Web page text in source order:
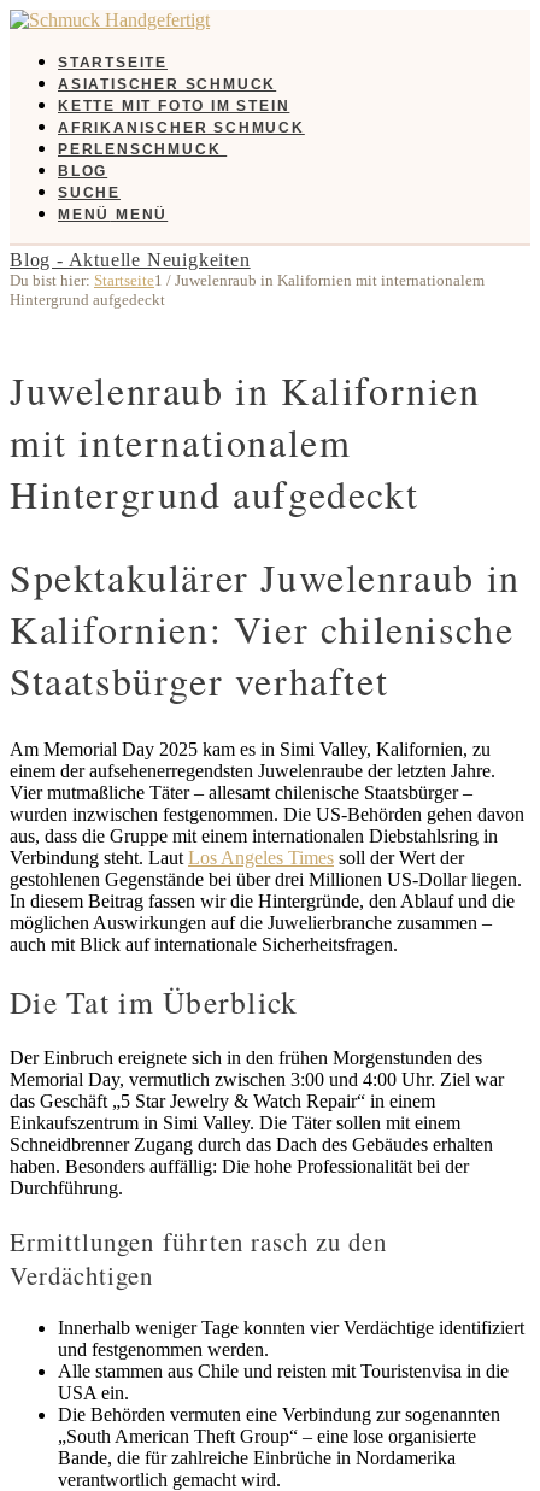
STARTSEITE
ASIATISCHER SCHMUCK
KETTE MIT FOTO IM STEIN
AFRIKANISCHER SCHMUCK
PERLENSCHMUCK
BLOG
SUCHE
MENÜ
MENÜ
Blog - Aktuelle Neuigkeiten
Du bist hier: Startseite1 / Juwelenraub in Kalifornien mit internationalem
Hintergrund aufgedeckt
Juwelenraub in Kalifornien
mit internationalem
Hintergrund aufgedeckt
Spektakulärer Juwelenraub in
Kalifornien: Vier chilenische
Staatsbürger verhaftet
Am Memorial Day 2025 kam es in Simi Valley, Kalifornien, zu
einem der aufsehenerregendsten Juwelenraube der letzten Jahre.
Vier mutmaßliche Täter – allesamt chilenische Staatsbürger –
wurden inzwischen festgenommen. Die US-Behörden gehen davon
aus, dass die Gruppe mit einem internationalen Diebstahlsring in
Verbindung steht. Laut Los Angeles Times soll der Wert der
gestohlenen Gegenstände bei über drei Millionen US-Dollar liegen.
In diesem Beitrag fassen wir die Hintergründe, den Ablauf und die
möglichen Auswirkungen auf die Juwelierbranche zusammen –
auch mit Blick auf internationale Sicherheitsfragen.
Die Tat im Überblick
Der Einbruch ereignete sich in den frühen Morgenstunden des
Memorial Day, vermutlich zwischen 3:00 und 4:00 Uhr. Ziel war
das Geschäft „5 Star Jewelry & Watch Repair“ in einem
Einkaufszentrum in Simi Valley. Die Täter sollen mit einem
Schneidbrenner Zugang durch das Dach des Gebäudes erhalten
haben. Besonders auffällig: Die hohe Professionalität bei der
Durchführung.
Ermittlungen führten rasch zu den
Verdächtigen
Innerhalb weniger Tage konnten vier Verdächtige identifiziert
und festgenommen werden.
Alle stammen aus Chile und reisten mit Touristenvisa in die
USA ein.
Die Behörden vermuten eine Verbindung zur sogenannten
„South American Theft Group“ – eine lose organisierte
Bande, die für zahlreiche Einbrüche in Nordamerika
verantwortlich gemacht wird.